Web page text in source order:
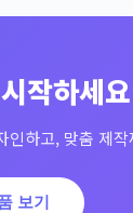
작하세요
인하고, 맞춤 제
보기